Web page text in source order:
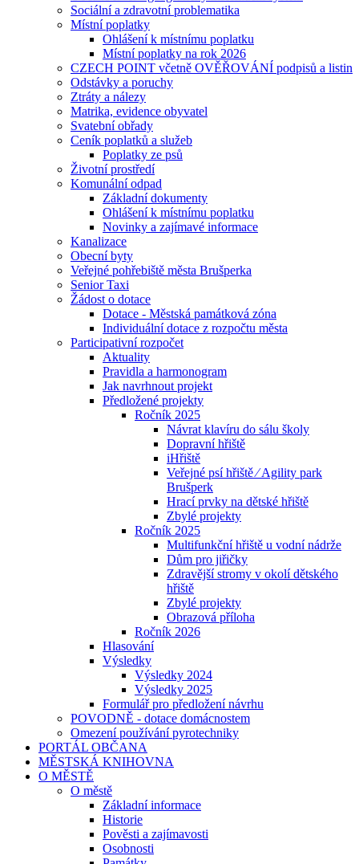
Sociální a zdravotní problematika
Místní poplatky
Ohlášení k místnímu poplatku
Místní poplatky na rok 2026
CZECH POINT včetně OVĚŘOVÁNÍ podpisů a listin
Odstávky a poruchy
Ztráty a nálezy
Matrika, evidence obyvatel
Svatební obřady
Ceník poplatků a služeb
Poplatky ze psů
Životní prostředí
Komunální odpad
Základní dokumenty
Ohlášení k místnímu poplatku
Novinky a zajímavé informace
Kanalizace
Obecní byty
Veřejné pohřebiště města Brušperka
Senior Taxi
Žádost o dotace
Dotace - Městská památková zóna
Individuální dotace z rozpočtu města
Participativní rozpočet
Aktuality
Pravidla a harmonogram
Jak navrhnout projekt
Předložené projekty
Ročník 2025
Návrat klavíru do sálu školy
Dopravní hřiště
iHřiště
Veřejné psí hřiště ⁄ Agility park
Brušperk
Hrací prvky na dětské hřiště
Zbylé projekty
Ročník 2025
Multifunkční hřiště u vodní nádrže
Dům pro jiřičky
Zdravější stromy v okolí dětského
hřiště
Zbylé projekty
Obrazová příloha
Ročník 2026
Hlasování
Výsledky
Výsledky 2024
Výsledky 2025
Formulář pro předložení návrhu
POVODNĚ - dotace domácnostem
Omezení používání pyrotechniky
PORTÁL OBČANA
MĚSTSKÁ KNIHOVNA
O MĚSTĚ
O městě
Základní informace
Historie
Pověsti a zajímavosti
Osobnosti